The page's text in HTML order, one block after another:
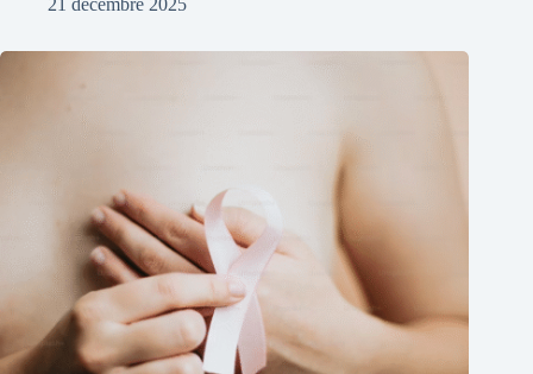
21 décembre 2025